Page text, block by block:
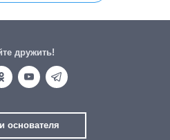
дружить!
основателя